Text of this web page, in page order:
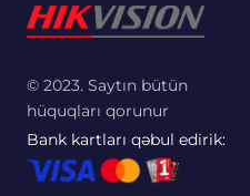
© 2023. Saytın bütün
hüquqları qorunur
Bank kartları qəbul edirik: